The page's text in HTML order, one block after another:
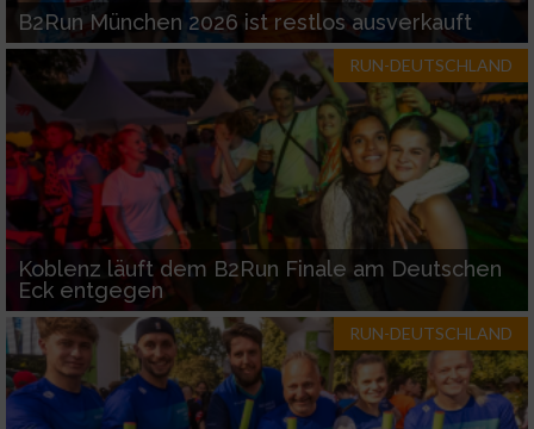
B2Run München 2026 ist restlos ausverkauft
RUN-DEUTSCHLAND
Koblenz läuft dem B2Run Finale am Deutschen
Eck entgegen
RUN-DEUTSCHLAND